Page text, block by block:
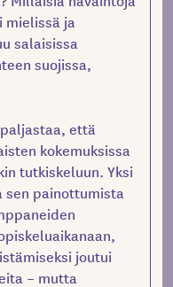
mielissä ja
salaisissa
suojissa,
että
kokemuksissa
tutkiskeluun. Yksi
sen painottumista
joutui
– mutta